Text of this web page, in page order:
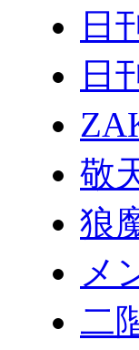
日
日
敬
狼
メ
二